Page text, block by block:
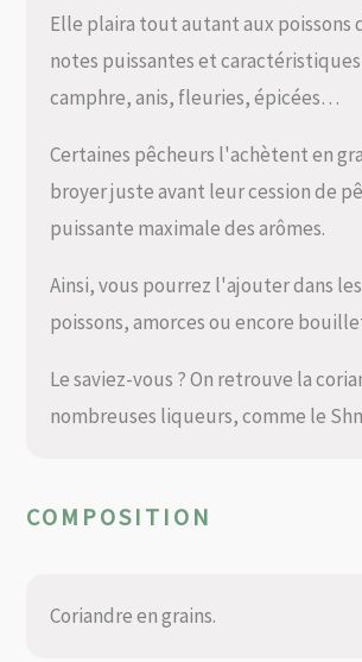
Elle plaira tout autant aux poissons
notes puissantes et caractéristiques
camphre, anis, fleuries, épicées…
Certaines pêcheurs l'achètent en
broyer juste avant leur cession de
puissante maximale des arômes.
Ainsi, vous pourrez l'ajouter dans
poissons, amorces ou encore
Le saviez-vous ? On retrouve la
nombreuses liqueurs, comme le
COMPOSITION
Coriandre en grains.